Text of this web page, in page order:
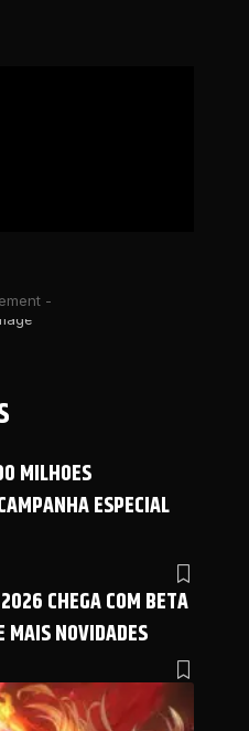
-
MILHOES
ESPECIAL
CHEGA COM BETA
MAIS NOVIDADES